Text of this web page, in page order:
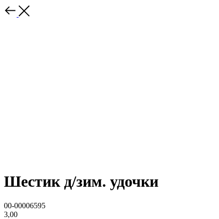
Шестик д/зим. удочки
00-00006595
3,00